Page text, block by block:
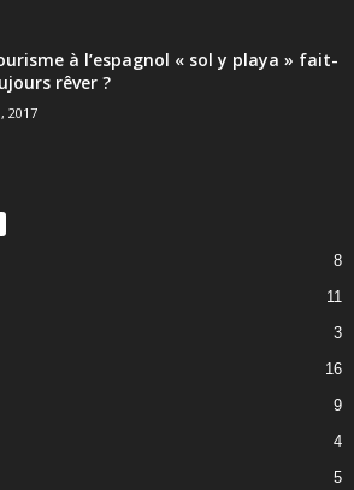
à l’espagnol « sol y playa » fait-
rêver ?
2017
8
11
3
16
9
4
5